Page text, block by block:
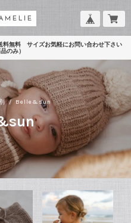
無料 サイズお気軽にお問い合わせ下さい
のみ）
Belle&sun